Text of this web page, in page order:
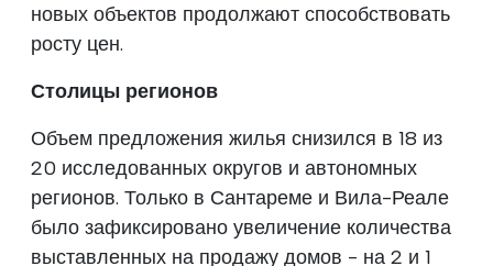
новых объектов продолжают способствовать
росту цен.
Столицы регионов
Объем предложения жилья снизился в 18 из
20 исследованных округов и автономных
регионов. Только в Сантареме и Вила-Реале
было зафиксировано увеличение количества
выставленных на продажу домов - на 2 и 1